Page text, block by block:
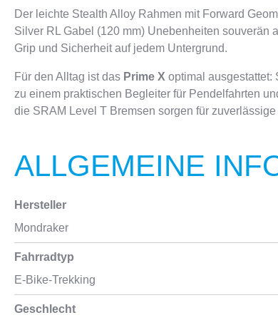
Der leichte Stealth Alloy Rahmen mit Forward
Silver RL Gabel (120 mm) Unebenheiten souverän
Grip und Sicherheit auf jedem Untergrund.
Für den Alltag ist das Prime X optimal ausgestattet:
zu einem praktischen Begleiter für Pendelfahrten
die SRAM Level T Bremsen sorgen für
ALLGEMEINE
Hersteller
Mondraker
Fahrradtyp
E-Bike-Trekking
Geschlecht